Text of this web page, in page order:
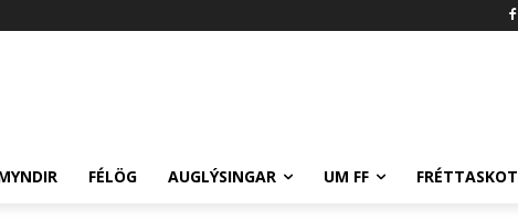
FÉLÖG AUGLÝSINGAR UM FF FRÉTTASKOT